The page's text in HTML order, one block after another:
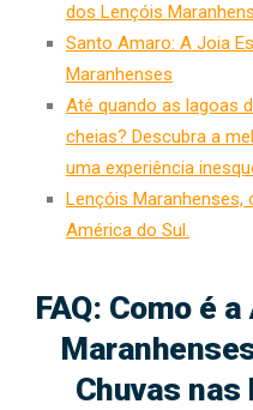
dos Lençóis
Santo Amaro: A Joia
Maranhenses
Até quando as lagoas
cheias? Descubra a
uma experiência
Lençóis
América do Sul.
FAQ: Como é
Chuvas nas